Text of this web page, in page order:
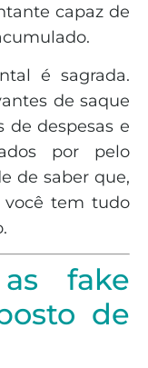
capaz de
é sagrada.
de saque
de despesas e
por pelo
de saber que,
você tem tudo
fake
de